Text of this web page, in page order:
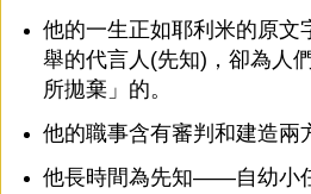
他的一生正如耶利米的原文
舉的代言人(先知)，卻為人
所拋棄」的。
他的職事含有審判和建造兩
他長時間為先知——自幼小